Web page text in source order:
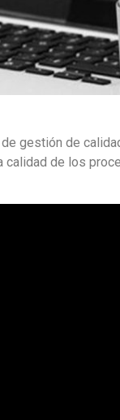
gestión de
calidad de los